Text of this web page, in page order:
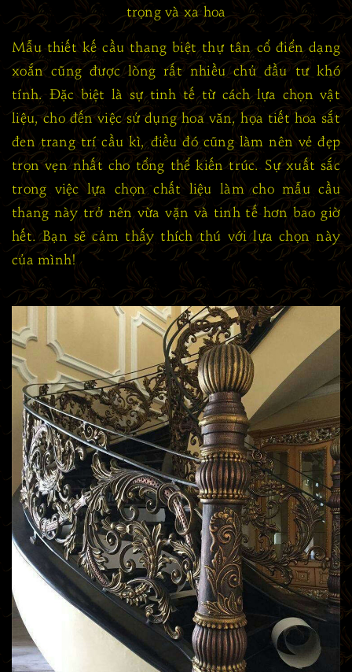
trọng và xa hoa
Mẫu thiết kế cầu thang biệt thự tân cổ điển dạng
xoắn cũng được lòng rất nhiều chủ đầu tư khó
tính. Đặc biệt là sự tinh tế từ cách lựa chọn vật
liệu, cho đến việc sử dụng hoa văn, họa tiết hoa sắt
đen trang trí cầu kì, điều đó cũng làm nên vẻ đẹp
trọn vẹn nhất cho tổng thể kiến trúc. Sự xuất sắc
trong việc lựa chọn chất liệu làm cho mẫu cầu
thang này trở nên vừa vặn và tinh tế hơn bao giờ
hết. Bạn sẽ cảm thấy thích thú với lựa chọn này
của mình!